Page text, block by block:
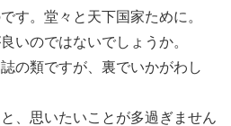
す。堂々と天下国家ために。
いのではないでしょうか。
の類ですが、裏でいかがわし
、思いたいことが多過ぎません